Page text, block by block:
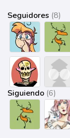
Seguidores (8)
Siguiendo (6)